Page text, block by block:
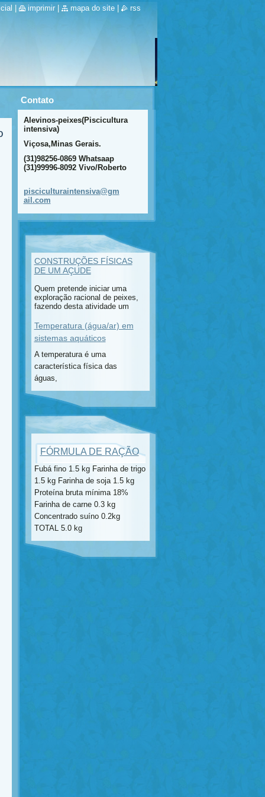
Contato
Alevinos-peixes(Piscicultura
intensiva)
Viçosa,Minas Gerais.
(31)98256-0869 Whatsaap
(31)99996-8092 Vivo/Roberto
piscicul turaintensiva@gm
ail.com
CONSTRUÇÕES FÍSICAS
DE UM AÇUDE
Quem pretende iniciar uma
exploração racional de peixes,
fazendo desta atividade um
Temperatura (água/ar) em
sistemas aquáticos
A temperatura é uma
característica física das
águas,
FÓRMULA DE RAÇÃO
Fubá fino 1.5 kg Farinha de trigo
1.5 kg Farinha de soja 1.5 kg
Proteína bruta mínima 18%
Farinha de carne 0.3 kg
Concentrado suíno 0.2kg
TOTAL 5.0 kg
imprimir mapa do site rss